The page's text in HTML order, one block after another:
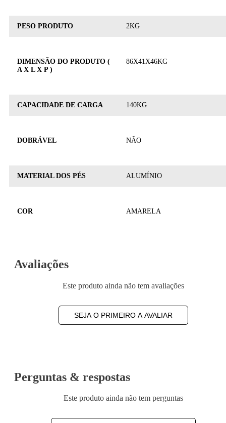
PESO PRODUTO 2KG
DIMENSÃO DO PRODUTO (
A X L X P )
86X41X46KG
CAPACIDADE DE CARGA 140KG
DOBRÁVEL NÃO
MATERIAL DOS PÉS ALUMÍNIO
COR AMARELA
Avaliações
Este produto ainda não tem avaliações
SEJA O PRIMEIRO A AVALIAR
Perguntas & respostas
Este produto ainda não tem perguntas